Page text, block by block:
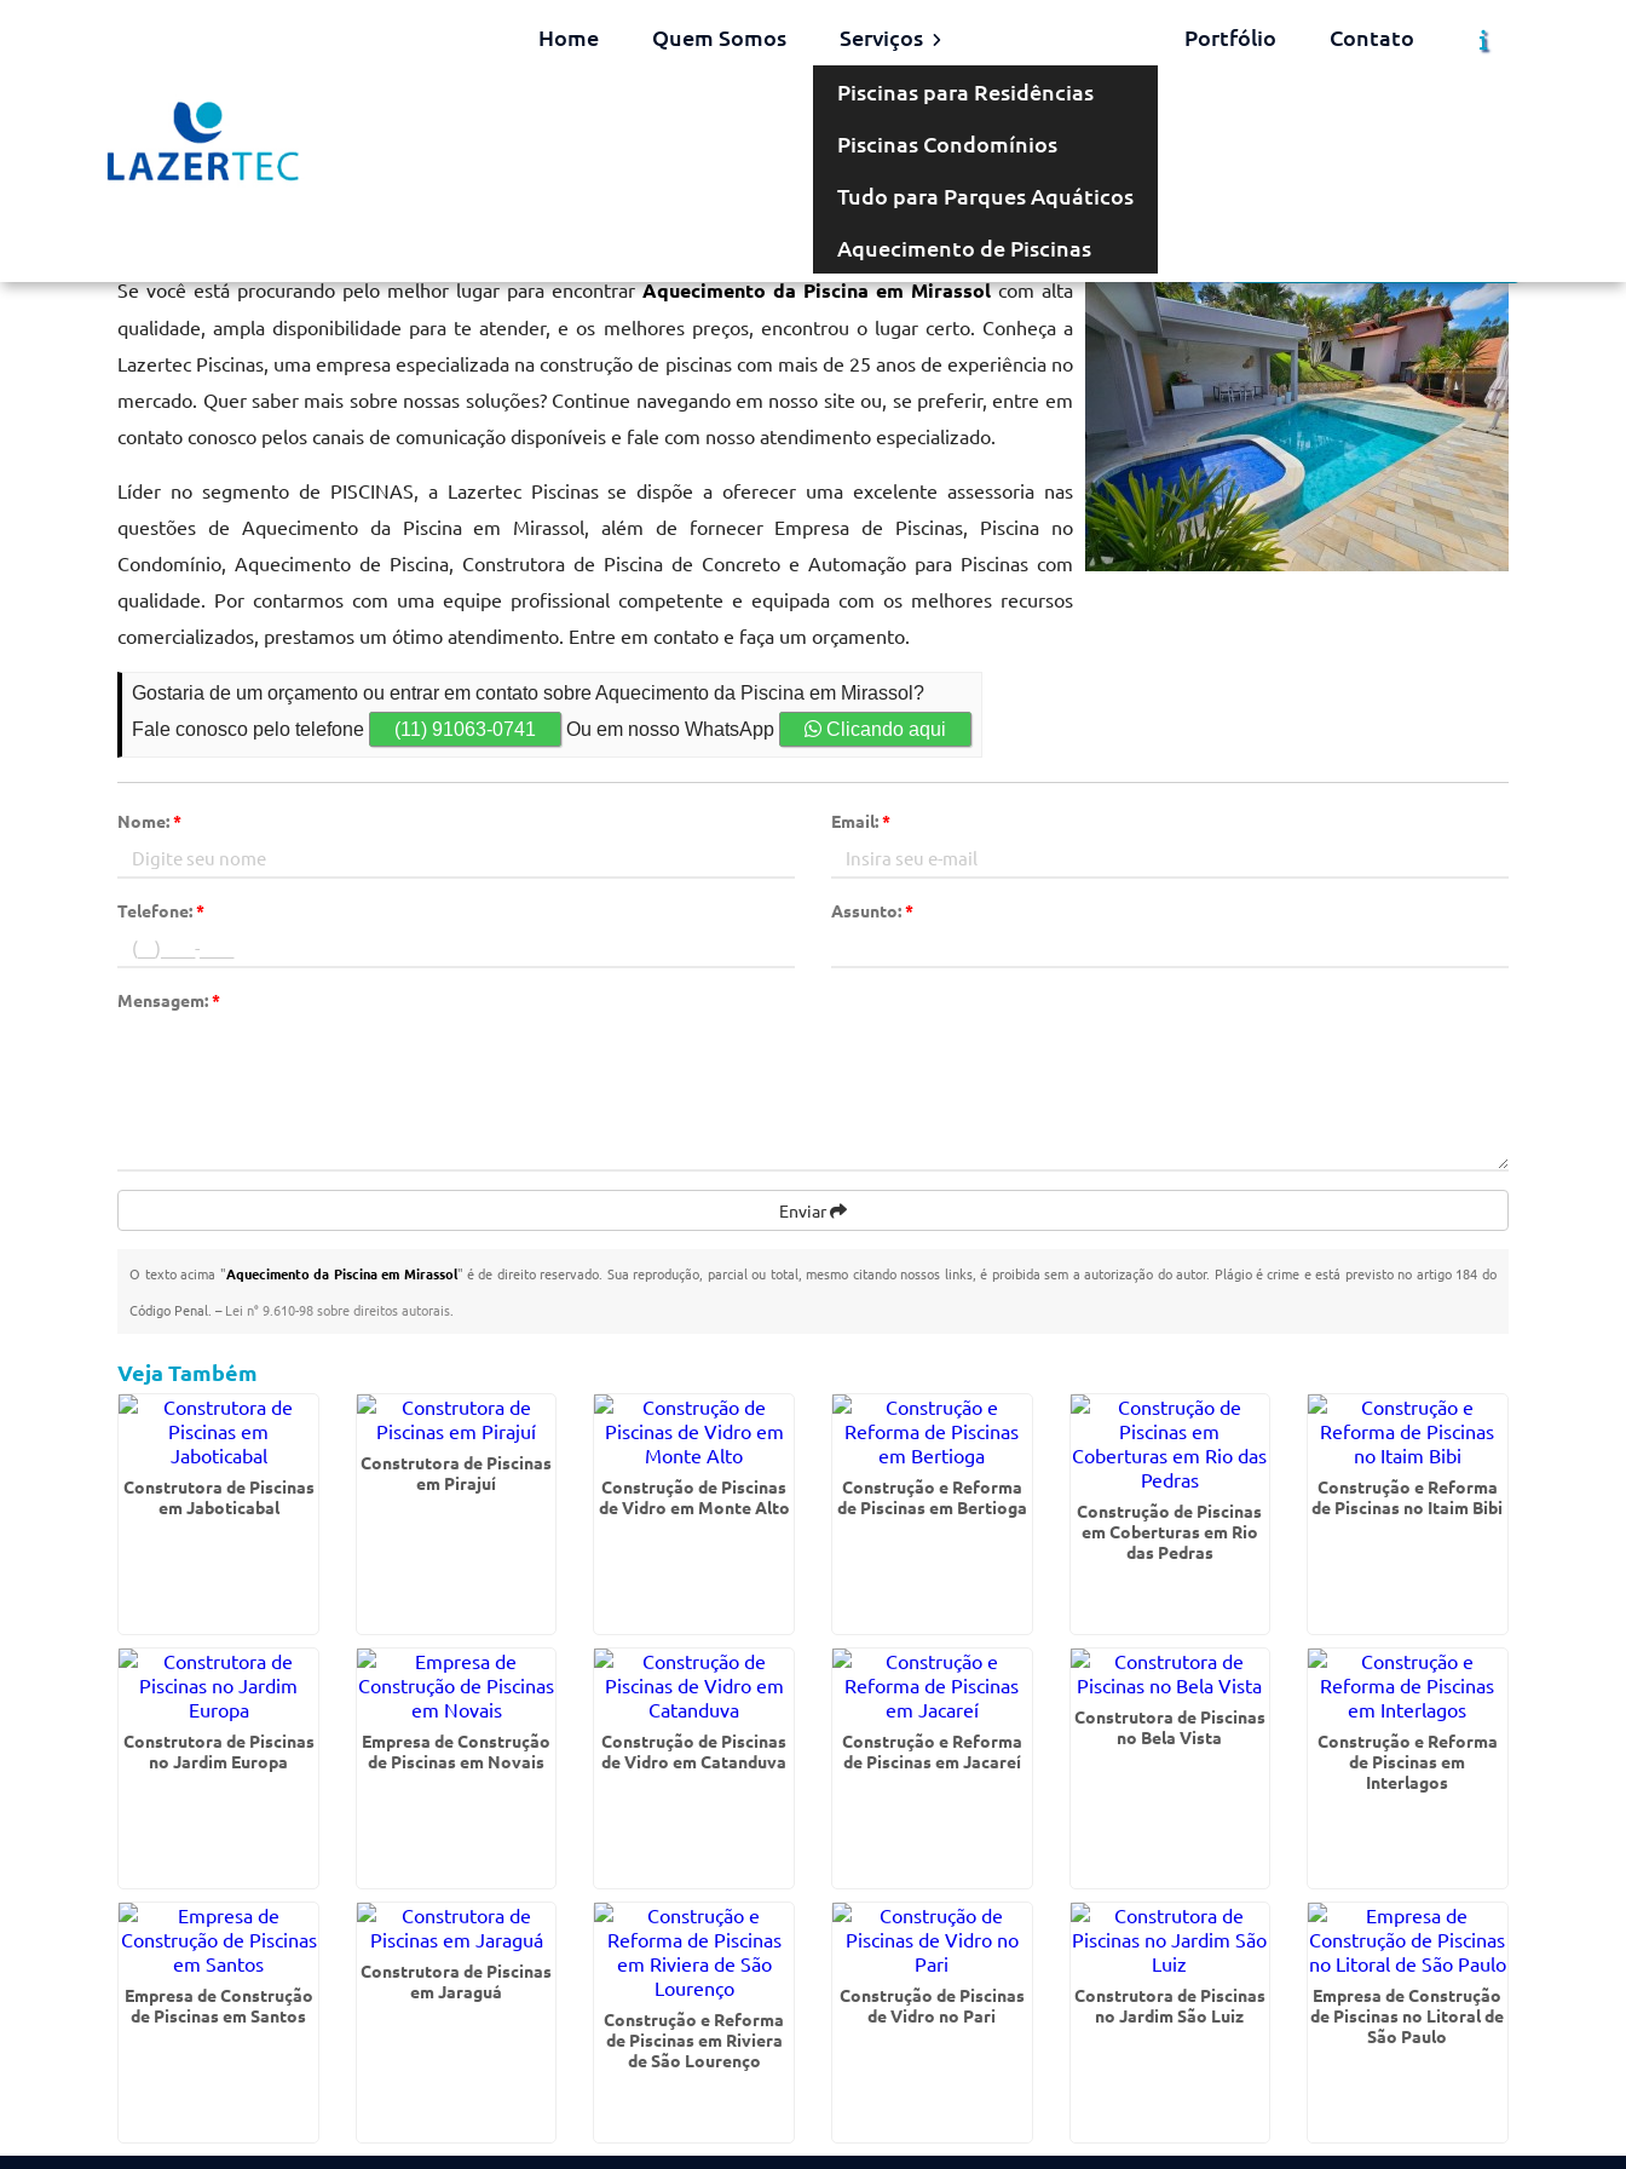
Home Quem Somos
Serviços
Piscinas para Residências
Piscinas Condomínios
Tudo para Parques Aquáticos
Aquecimento de Piscinas
Portfólio Contato
Aquecimento da Piscina em Mirassol
Se você está procurando pelo melhor lugar para encontrarAquecimento da Piscina em Mirassolcom alta
qualidade, ampla disponibilidade para te atender, e os melhores preços, encontrou o lugar certo. Conheça a
Lazertec Piscinas, uma empresa especializada na construção de piscinas com mais de 25 anos de experiência no
mercado. Quer saber mais sobre nossas soluções? Continue navegando em nosso site ou, se preferir, entre em
contato conosco pelos canais de comunicação disponíveis e fale com nosso atendimento especializado.
Líder no segmento de PISCINAS, a Lazertec Piscinas se dispõe a oferecer uma excelente assessoria nas
questões de Aquecimento da Piscina em Mirassol, além de fornecer Empresa de Piscinas, Piscina no
Condomínio, Aquecimento de Piscina, Construtora de Piscina de Concreto e Automação para Piscinas com
qualidade. Por contarmos com uma equipe profissional competente e equipada com os melhores recursos
comercializados, prestamos um ótimo atendimento. Entre em contato e faça um orçamento.
Gostaria de um orçamento ou entrar em contato sobre Aquecimento da Piscina em Mirassol?
Fale conosco pelo telefone
(11) 91063-0741 Ou em nosso WhatsApp Clicando aqui
Nome:* Email:*
Telefone:* Assunto:*
Mensagem:*
Enviar
O texto acima "Aquecimento da Piscina em Mirassol" é de direito reservado. Sua reprodução, parcial ou total, mesmo citando nossos links, é proibida sem a autorização do autor. Plágio é crime e está previsto no artigo 184 do
Código Penal. –Lei n° 9.610-98 sobre direitos autorais
Veja Também
Construtora de Piscinas
em Jaboticabal
Construtora de Piscinas
em Pirajuí
Construção de Piscinas
de Vidro em Monte Alto
Construção e Reforma
de Piscinas em Bertioga
Construção de Piscinas
em Coberturas em Rio
das Pedras
Construção e Reforma
de Piscinas no Itaim Bibi
Construtora de Piscinas
no Jardim Europa
Empresa de Construção
de Piscinas em Novais
Construção de Piscinas
de Vidro em Catanduva
Construção e Reforma
de Piscinas em Jacareí
Construtora de Piscinas
no Bela Vista
Construção e Reforma
de Piscinas em
Interlagos
Empresa de Construção
de Piscinas em Santos
Construtora de Piscinas
em Jaraguá
Construção e Reforma
de Piscinas em Riviera
de São Lourenço
Construção de Piscinas
de Vidro no Pari
Construtora de Piscinas
no Jardim São Luiz
Empresa de Construção
de Piscinas no Litoral de
São Paulo